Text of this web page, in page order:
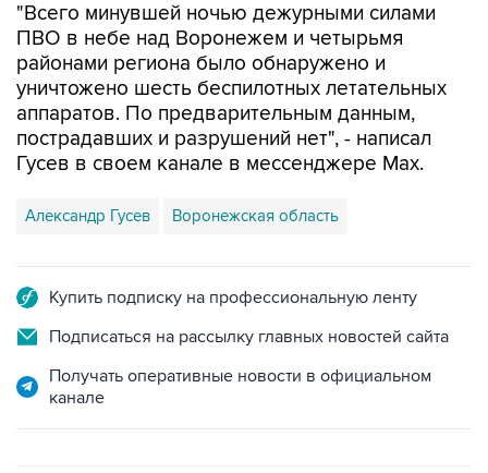
"Всего минувшей ночью дежурными силами
ПВО в небе над Воронежем и четырьмя
районами региона было обнаружено и
уничтожено шесть беспилотных летательных
аппаратов. По предварительным данным,
пострадавших и разрушений нет", - написал
Гусев в своем канале в мессенджере Max.
Александр Гусев Воронежская область
Купить подписку на профессиональную ленту
Подписаться на рассылку главных новостей сайта
Получать оперативные новости в официальном
канале